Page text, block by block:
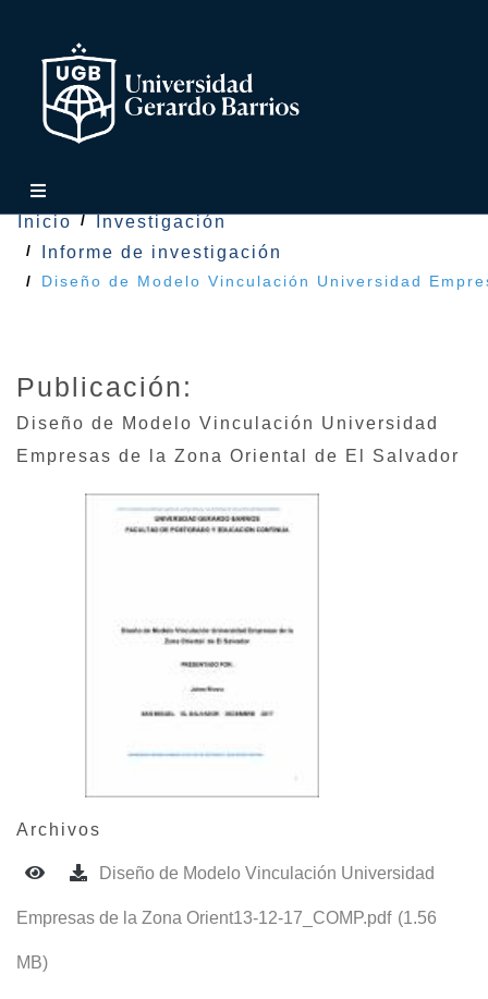
Inicio
Investigación
Informe de investigación
Diseño de Modelo Vinculación Universidad
Publicación:
Diseño de Modelo Vinculación Universidad
Empresas de la Zona Oriental de El Salvador
Archivos
Diseño de Modelo Vinculación Universidad
Empresas de la Zona Orient13-12-17_COMP.pdf (1.56
MB)